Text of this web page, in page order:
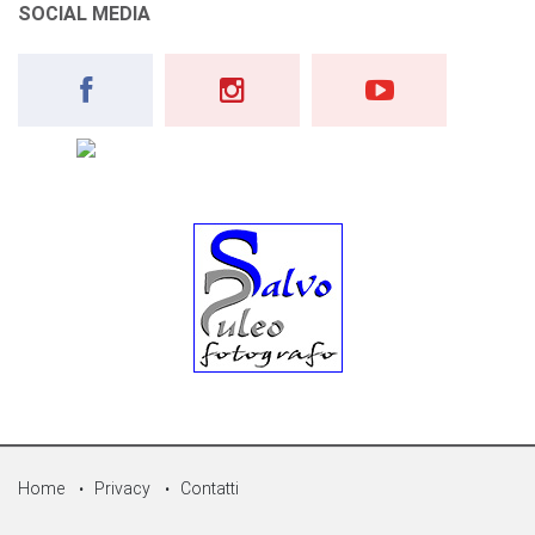
SOCIAL MEDIA
Home Privacy Contatti